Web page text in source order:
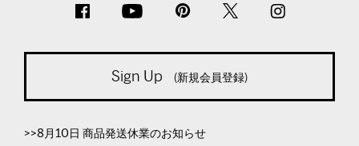
Sign Up (新規会員登録)
>>8月10日 商品発送休業のお知らせ